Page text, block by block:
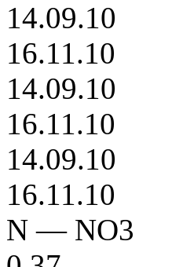
14.09.10
16.11.10
14.09.10
16.11.10
14.09.10
16.11.10
N — NO3